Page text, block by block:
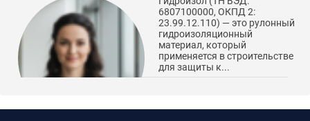
6807100000, ОКПД 2:
23.99.12.110) — это рулонный
гидроизоляционный
материал, который
применяется в строительстве
для защиты к...